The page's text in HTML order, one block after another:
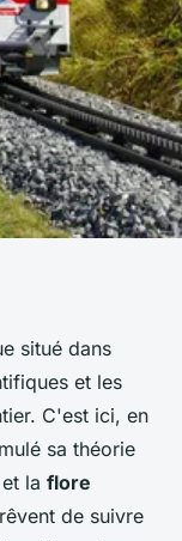
dans
situé dans
et les
C'est ici, en
sa théorie
et la flore
de suivre